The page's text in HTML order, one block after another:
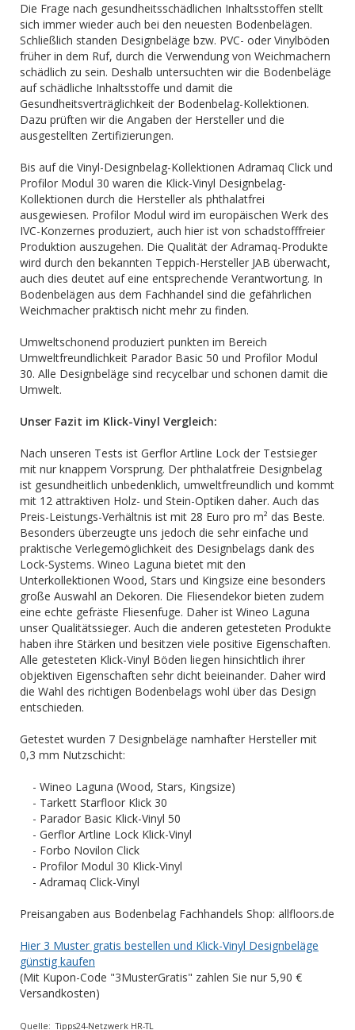
Die Frage nach gesundheitsschädlichen Inhaltsstoffen stellt
sich immer wieder auch bei den neuesten Bodenbelägen.
Schließlich standen Designbeläge bzw. PVC- oder Vinylböden
früher in dem Ruf, durch die Verwendung von Weichmachern
schädlich zu sein. Deshalb untersuchten wir die Bodenbeläge
auf schädliche Inhaltsstoffe und damit die
Gesundheitsverträglichkeit der Bodenbelag-Kollektionen.
Dazu prüften wir die Angaben der Hersteller und die
ausgestellten Zertifizierungen.
Bis auf die Vinyl-Designbelag-Kollektionen Adramaq Click und
Profilor Modul 30 waren die Klick-Vinyl Designbelag-
Kollektionen durch die Hersteller als phthalatfrei
ausgewiesen. Profilor Modul wird im europäischen Werk des
IVC-Konzernes produziert, auch hier ist von schadstofffreier
Produktion auszugehen. Die Qualität der Adramaq-Produkte
wird durch den bekannten Teppich-Hersteller JAB überwacht,
auch dies deutet auf eine entsprechende Verantwortung. In
Bodenbelägen aus dem Fachhandel sind die gefährlichen
Weichmacher praktisch nicht mehr zu finden.
Umweltschonend produziert punkten im Bereich
Umweltfreundlichkeit Parador Basic 50 und Profilor Modul
30. Alle Designbeläge sind recycelbar und schonen damit die
Umwelt.
Unser Fazit im Klick-Vinyl Vergleich:
Nach unseren Tests ist Gerflor Artline Lock der Testsieger
mit nur knappem Vorsprung. Der phthalatfreie Designbelag
ist gesundheitlich unbedenklich, umweltfreundlich und kommt
mit 12 attraktiven Holz- und Stein-Optiken daher. Auch das
Preis-Leistungs-Verhältnis ist mit 28 Euro pro m² das Beste.
Besonders überzeugte uns jedoch die sehr einfache und
praktische Verlegemöglichkeit des Designbelags dank des
Lock-Systems. Wineo Laguna bietet mit den
Unterkollektionen Wood, Stars und Kingsize eine besonders
große Auswahl an Dekoren. Die Fliesendekor bieten zudem
eine echte gefräste Fliesenfuge. Daher ist Wineo Laguna
unser Qualitätssieger. Auch die anderen getesteten Produkte
haben ihre Stärken und besitzen viele positive Eigenschaften.
Alle getesteten Klick-Vinyl Böden liegen hinsichtlich ihrer
objektiven Eigenschaften sehr dicht beieinander. Daher wird
die Wahl des richtigen Bodenbelags wohl über das Design
entschieden.
Getestet wurden 7 Designbeläge namhafter Hersteller mit
0,3 mm Nutzschicht:
- Wineo Laguna (Wood, Stars, Kingsize)
- Tarkett Starfloor Klick 30
- Parador Basic Klick-Vinyl 50
- Gerflor Artline Lock Klick-Vinyl
- Forbo Novilon Click
- Profilor Modul 30 Klick-Vinyl
- Adramaq Click-Vinyl
Preisangaben aus Bodenbelag Fachhandels Shop: allfloors.de
Hier 3 Muster gratis bestellen und Klick-Vinyl Designbeläge
günstig kaufen
(Mit Kupon-Code "3MusterGratis" zahlen Sie nur 5,90 €
Versandkosten)
Quelle: Tipps24-Netzwerk HR-TL